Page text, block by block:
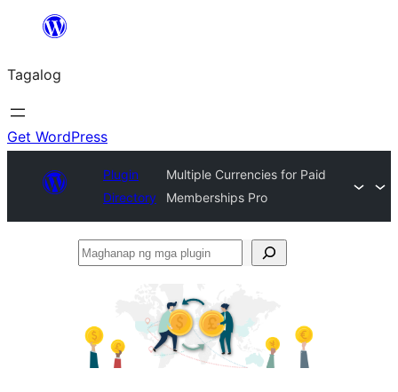
Lumaktaw
sa
content
Tagalog
Get WordPress
Plugin
Directory
Multiple Currencies for Paid
Memberships Pro
Maghanap
plugin